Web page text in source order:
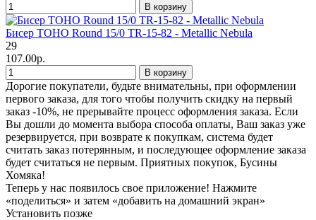
В корзину
Бисер TOHO Round 15/0 TR-15-82 - Metallic Nebula
29
107.00р.
В корзину
Дорогие покупатели, будьте внимательны, при оформлении
первого заказа, для того чтобы получить скидку на первый
заказ -10%, не прерывайте процесс оформления заказа. Если
Вы дошли до момента выбора способа оплаты, Ваш заказ уже
резервируется, при возврате к покупкам, система будет
считать заказ потерянным, и последующее оформление заказа
будет считаться не первым. Приятных покупок, Бусины
Хомяка!
Теперь у нас появилось свое приложение! Нажмите
«поделиться» и затем «добавить на домашний экран»
Установить позже